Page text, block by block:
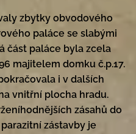
zbytky obvodového
paláce se slabými
část paláce byla zcela
majitelem domku č.p.17.
i v dalších
vnitřní plocha hradu.
zásahů do
zástavby je